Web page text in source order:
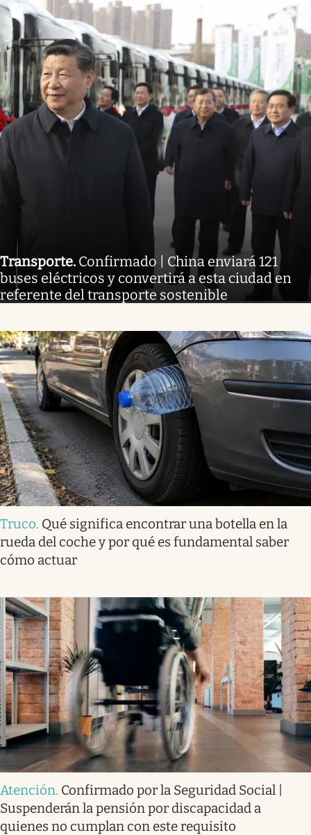
Transporte. Confirmado | China enviará 121
buses eléctricos y convertirá a esta ciudad en
referente del transporte sostenible
Truco. Qué significa encontrar una botella en la
rueda del coche y por qué es fundamental saber
cómo actuar
Atención. Confirmado por la Seguridad Social |
Suspenderán la pensión por discapacidad a
quienes no cumplan con este requisito